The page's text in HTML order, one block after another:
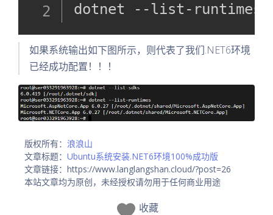
dotnet --list-runtimes
如果系统输出如下图所示，则代表了我们.NET6环境
已经成功配置！！！
版权所有： 浪浪山
文章标题： Ubuntu系统安装.NET6环境100%成功版
文章链接：https://www.langlangshan.cloud/?post=26
本站文章均为原创，未经授权请勿用于任何商业用途
收藏